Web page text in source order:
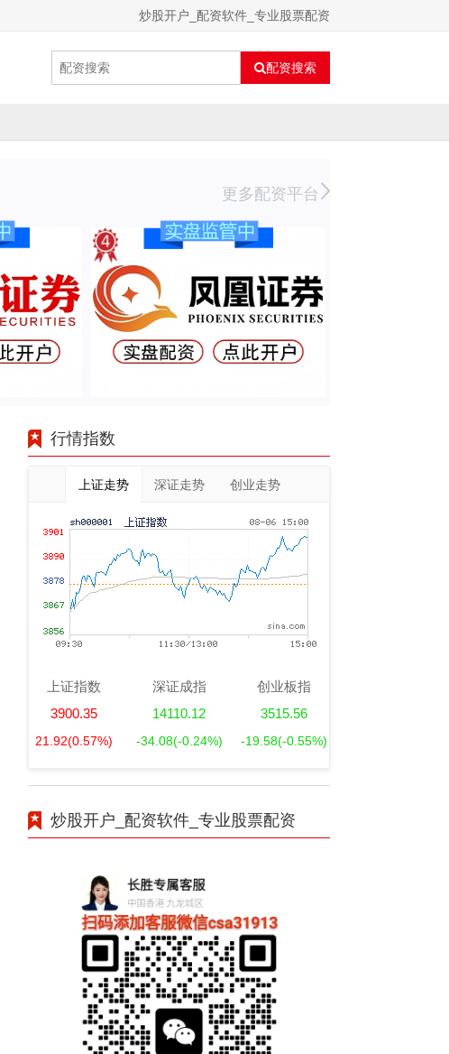
炒股开户_配资软件_专业股票配资
配资搜索
更多配资平台
行情指数
上证走势 深证走势 创业走势
上证指数
3900.35
21.92(0.57%)
深证成指
14110.12
-34.08(-0.24%)
创业板指
3515.56
-19.58(-0.55%)
炒股开户_配资软件_专业股票配资